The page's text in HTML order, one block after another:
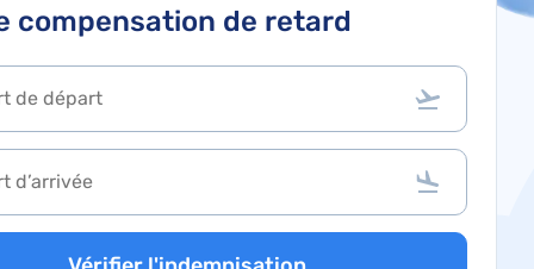
de vol
compensation de retard